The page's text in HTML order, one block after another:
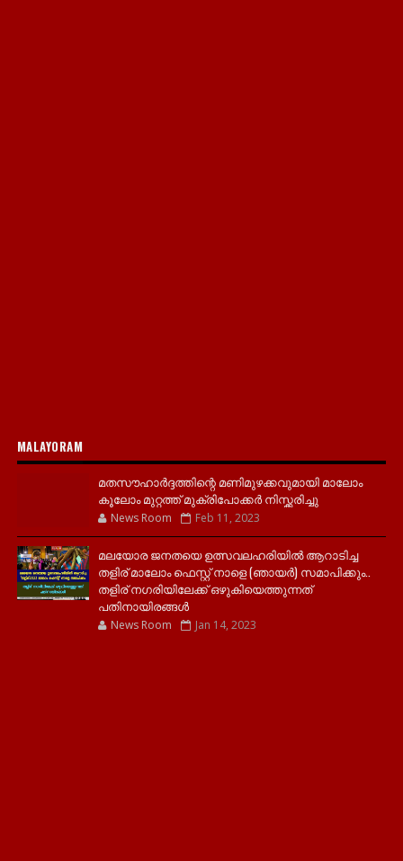
MALAYORAM
മതസൗഹാർദ്ദത്തിന്റെ മണിമുഴക്കവുമായി മാലോം
കൂലോം മുറ്റത്ത് മുക്രിപോക്കർ നിസ്ക്കരിച്ചു
News Room Feb 11, 2023
മലയോര ജനതയെ ഉത്സവലഹരിയിൽ ആറാടിച്ച
തളിര് മാലോം ഫെസ്റ്റ് നാളെ (ഞായർ) സമാപിക്കും..
തളിര് നഗരിയിലേക്ക് ഒഴുകിയെത്തുന്നത്
പതിനായിരങ്ങൾ
News Room Jan 14, 2023